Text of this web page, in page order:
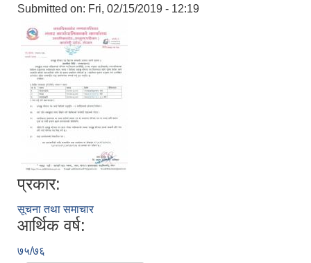
Submitted on: Fri, 02/15/2019 - 12:19
प्रकार:
सूचना तथा समाचार
आर्थिक वर्ष:
७५/७६